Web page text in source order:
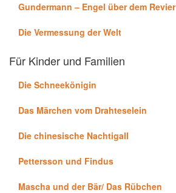
Gundermann – Engel über dem Revier
Die Vermessung der Welt
Für Kinder und Familien
Die Schneekönigin
Das Märchen vom Drahteselein
Die chinesische Nachtigall
Pettersson und Findus
Mascha und der Bär/ Das Rübchen